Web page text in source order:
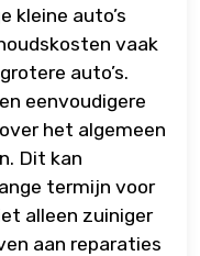
kleine auto’s
vaak
auto’s.
eenvoudigere
het algemeen
Dit kan
termijn voor
alleen zuiniger
aan reparaties